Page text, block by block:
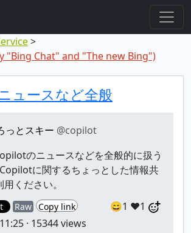
"Bing Chat" and "The new Bing")
コメント
対象コメント
ュースなど全般
っとスキー @copilot
のニュースなどを全般的に扱う
に関するちょっとした情報共
ください。
Raw Copy link 😄1 ❤️1
· 15344 views